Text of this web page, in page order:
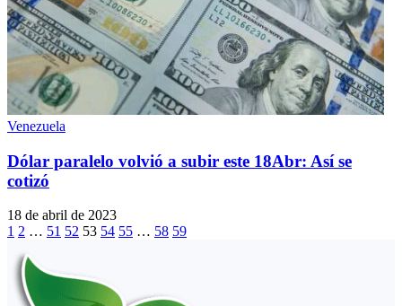
Venezuela
Dólar paralelo volvió a subir este 18Abr: Así se
cotizó
18 de abril de 2023
1 2 … 51 52 53 54 55 … 58 59